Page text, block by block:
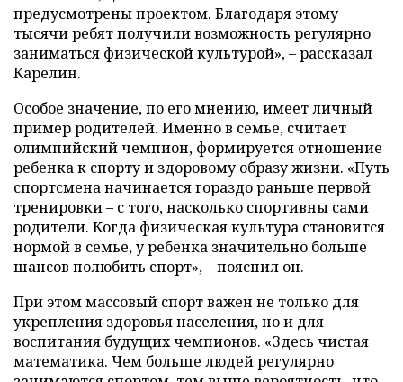
предусмотрены проектом. Благодаря этому
тысячи ребят получили возможность регулярно
заниматься физической культурой», – рассказал
Карелин.
Особое значение, по его мнению, имеет личный
пример родителей. Именно в семье, считает
олимпийский чемпион, формируется отношение
ребенка к спорту и здоровому образу жизни. «Путь
спортсмена начинается гораздо раньше первой
тренировки – с того, насколько спортивны сами
родители. Когда физическая культура становится
нормой в семье, у ребенка значительно больше
шансов полюбить спорт», – пояснил он.
При этом массовый спорт важен не только для
укрепления здоровья населения, но и для
воспитания будущих чемпионов. «Здесь чистая
математика. Чем больше людей регулярно